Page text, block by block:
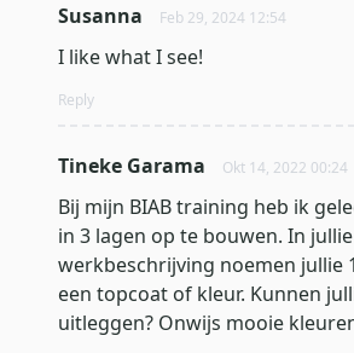
Susanna Feb 29, 2024 12:54
I like what I see!
Reply
Tineke Garama Okt 14, 2022 00:24
Bij mijn BIAB training heb ik
in 3 lagen op te bouwen. In jullie
werkbeschrijving noemen jullie
een topcoat of kleur. Kunnen
uitleggen? Onwijs mooie